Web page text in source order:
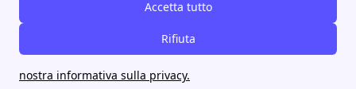
Accetta tutto
Rifiuta
nostra informativa sulla privacy.
Cerchi info sullo sportello di
Casarano? Anche senza sportelli in città, puoi
usare il numero verde o recarti presso uffici